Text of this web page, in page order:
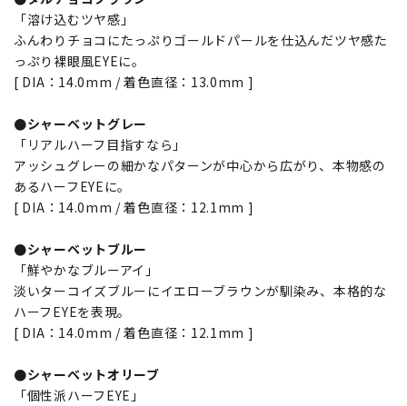
「溶け込むツヤ感」
ふんわりチョコにたっぷりゴールドパールを仕込んだツヤ感た
っぷり裸眼風EYEに。
[ DIA：14.0mm / 着色直径：13.0mm ]
●シャーベットグレー
「リアルハーフ目指すなら」
アッシュグレーの細かなパターンが中心から広がり、本物感の
あるハーフEYEに。
[ DIA：14.0mm / 着色直径：12.1mm ]
●シャーベットブルー
「鮮やかなブルーアイ」
淡いターコイズブルーにイエローブラウンが馴染み、本格的な
ハーフEYEを表現。
[ DIA：14.0mm / 着色直径：12.1mm ]
●シャーベットオリーブ
「個性派ハーフEYE」